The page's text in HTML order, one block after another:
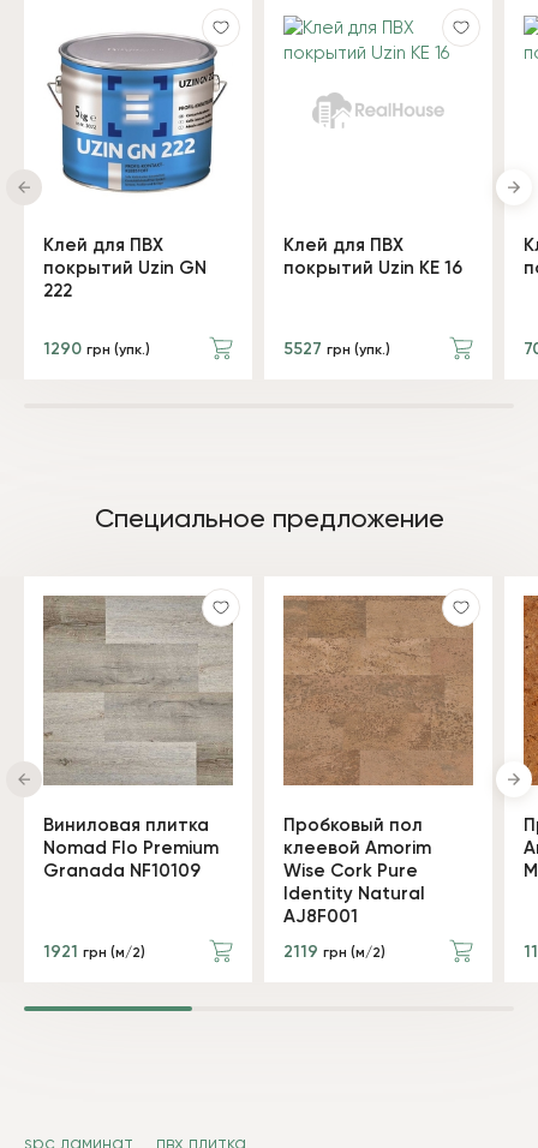
Клей для ПВХ
покрытий Uzin GN
222
1290 грн (упк.)
Клей для ПВХ
покрытий Uzin KE 16
5527 грн (упк.)
Специальное предложение
Виниловая плитка
Nomad Flo Premium
Granada NF10109
1921 грн (м/2)
Пробковый пол
клеевой Amorim
Wise Cork Pure
Identity Natural
AJ8F001
2119 грн (м/2)
spc ламинат
пвх плитка